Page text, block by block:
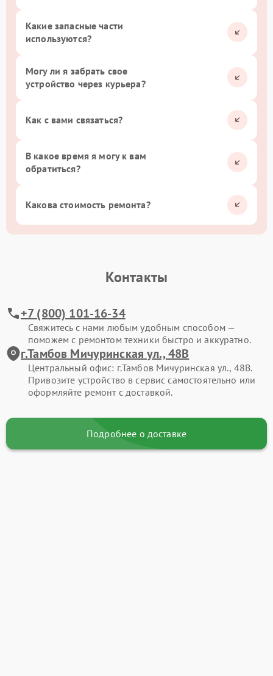
Какие запасные части
используются?
Могу ли я забрать свое
устройство через курьера?
Как с вами связаться?
В какое время я могу к вам
обратиться?
Какова стоимость ремонта?
Контакты
+7 (800) 101-16-34
Свяжитесь с нами любым удобным способом —
поможем с ремонтом техники быстро и аккуратно.
г.Тамбов Мичуринская ул., 48В
Центральный офис: г.Тамбов Мичуринская ул., 48В.
Привозите устройство в сервис самостоятельно или
оформляйте ремонт с доставкой.
Подробнее о доставке